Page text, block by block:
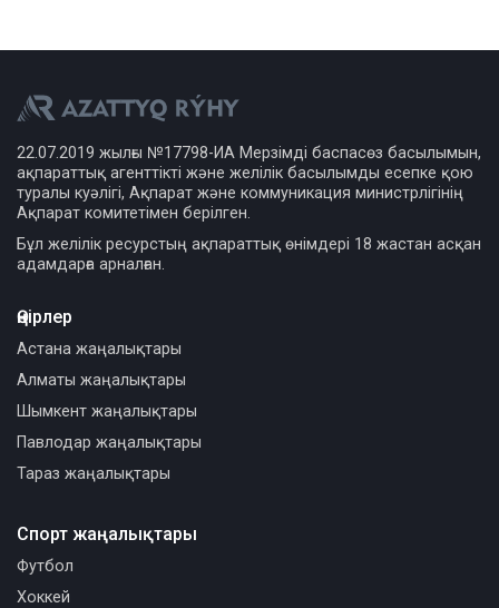
22.07.2019 жылғы №17798-ИА Мерзімді баспасөз басылымын,
ақпараттық агенттікті және желілік басылымды есепке қою
туралы куәлігі, Ақпарат және коммуникация министрлігінің
Ақпарат комитетімен берілген.
Бұл желілік ресурстың ақпараттық өнімдері 18 жастан асқан
адамдарға арналған.
Өңірлер
Астана жаңалықтары
Алматы жаңалықтары
Шымкент жаңалықтары
Павлодар жаңалықтары
Тараз жаңалықтары
Спорт жаңалықтары
Футбол
Хоккей